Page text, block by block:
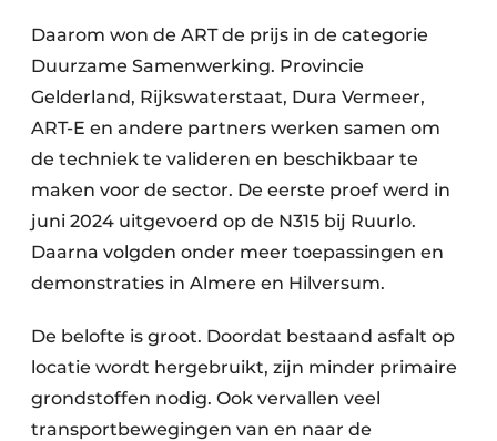
Daarom won de ART de prijs in de categorie
Duurzame Samenwerking. Provincie
Gelderland, Rijkswaterstaat, Dura Vermeer,
ART-E en andere partners werken samen om
de techniek te valideren en beschikbaar te
maken voor de sector. De eerste proef werd in
juni 2024 uitgevoerd op de N315 bij Ruurlo.
Daarna volgden onder meer toepassingen en
demonstraties in Almere en Hilversum.
De belofte is groot. Doordat bestaand asfalt op
locatie wordt hergebruikt, zijn minder primaire
grondstoffen nodig. Ook vervallen veel
transportbewegingen van en naar de